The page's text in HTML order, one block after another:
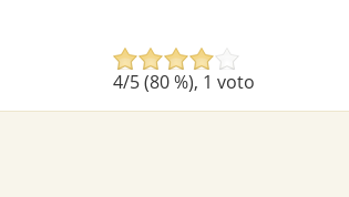
4/5 (80%), 1 voto